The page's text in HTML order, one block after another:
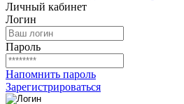
Личный кабинет
Логин
Пароль
Напомнить пароль
Зарегистрироваться